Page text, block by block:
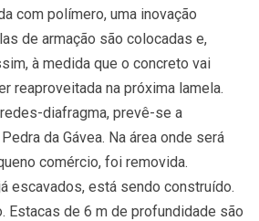
com polímero, uma inovação
de armação são colocadas e,
à medida que o concreto vai
reaproveitada na próxima lamela.
diafragma, prevê-se a
da Gávea. Na área onde será
comércio, foi removida.
escavados, está sendo construído.
Estacas de 6 m de profundidade são